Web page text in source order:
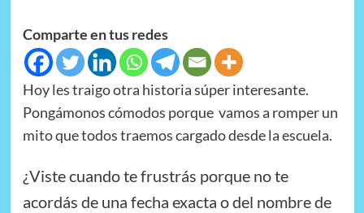
Comparte en tus redes
Hoy les traigo otra historia súper interesante.
Pongámonos cómodos porque vamos a romper un
mito que todos traemos cargado desde la escuela.
¿Viste cuando te frustrás porque no te
acordás de una fecha exacta o del nombre de